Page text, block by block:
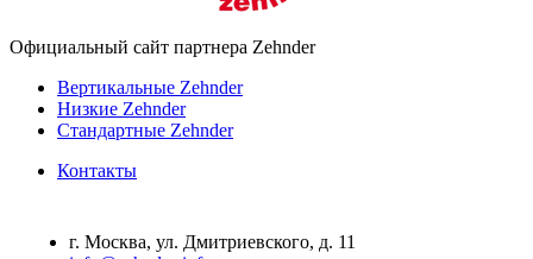
Официальный сайт партнера Zehnder
Вертикальные Zehnder
Низкие Zehnder
Стандартные Zehnder
Контакты
г. Москва, ул. Дмитриевского, д. 11